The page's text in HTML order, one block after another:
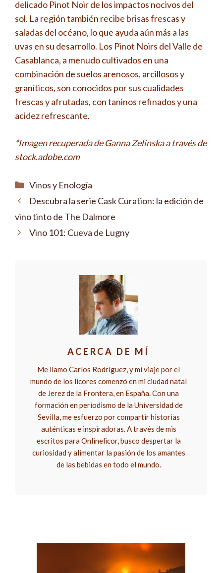
delicado Pinot Noir de los impactos nocivos del
sol. La región también recibe brisas frescas y
saladas del océano, lo que ayuda aún más a las
uvas en su desarrollo. Los Pinot Noirs del Valle de
Casablanca, a menudo cultivados en una
combinación de suelos arenosos, arcillosos y
graníticos, son conocidos por sus cualidades
frescas y afrutadas, con taninos refinados y una
acidez refrescante.
*Imagen recuperada de Ganna Zelinska a través de
stock.adobe.com
Categorías
Vinos y Enología
Descubra la serie Cask Curation: la edición de
vino tinto de The Dalmore
Vino 101: Cueva de Lugny
ACERCA DE MÍ
Me llamo Carlos Rodríguez, y mi viaje por el
mundo de los licores comenzó en mi ciudad natal
de Jerez de la Frontera, en España. Con una
formación en periodismo de la Universidad de
Sevilla, me esfuerzo por compartir historias
auténticas e inspiradoras. A través de mis
escritos para Onlinelicor, busco despertar la
curiosidad y alimentar la pasión de los amantes
de las bebidas en todo el mundo.